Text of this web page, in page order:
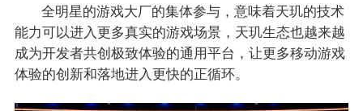
全明星的游戏大厂的集体参与，意味着天玑的技术
能力可以进入更多真实的游戏场景，天玑生态也越来越
成为开发者共创极致体验的通用平台，让更多移动游戏
体验的创新和落地进入更快的正循环。